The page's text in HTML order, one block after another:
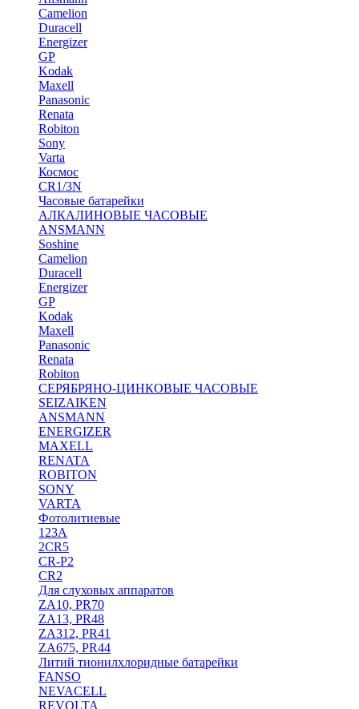
Camelion
Duracell
Energizer
GP
Kodak
Maxell
Panasonic
Renata
Robiton
Sony
Varta
Космос
CR1/3N
Часовые батарейки
АЛКАЛИНОВЫЕ ЧАСОВЫЕ
ANSMANN
Soshine
Camelion
Duracell
Energizer
GP
Kodak
Maxell
Panasonic
Renata
Robiton
СЕРЯБРЯНО-ЦИНКОВЫЕ ЧАСОВЫЕ
SEIZAIKEN
ANSMANN
ENERGIZER
MAXELL
RENATA
ROBITON
SONY
VARTA
Фотолитиевые
123A
2CR5
CR-P2
CR2
Для слуховых аппаратов
ZA10, PR70
ZA13, PR48
ZA312, PR41
ZA675, PR44
Литий тионилхлоридные батарейки
FANSO
NEVACELL
REVOLTA